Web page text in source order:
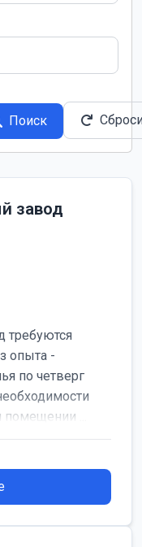
Поиск
завод
требуются
опыта -
по четверг
...